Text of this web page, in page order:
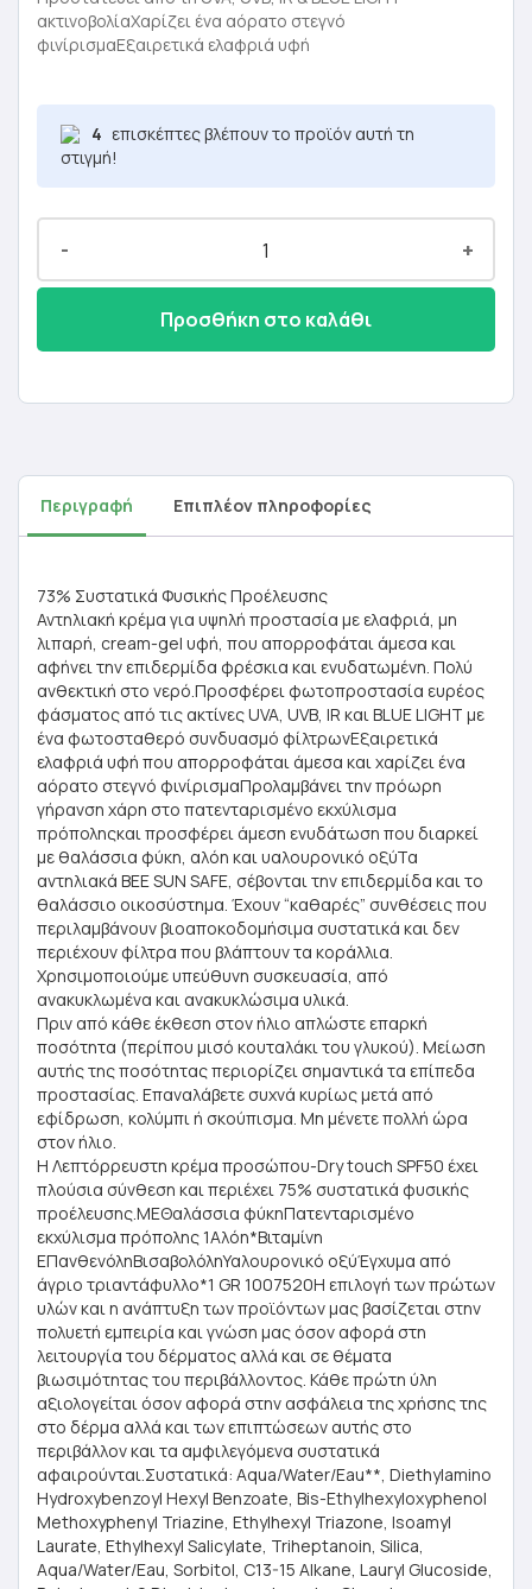
23,50 €.είναι:
ακτινοβολίαΧαρίζει ένα αόρατο στεγνό
φινίρισμαΕξαιρετικά ελαφριά υφή
4 επισκέπτες βλέπουν το προϊόν αυτή τη
στιγμή!
- +
Προσθήκη στο καλάθι
Περιγραφή Επιπλέον πληροφορίες
73% Συστατικά Φυσικής Προέλευσης
Αντηλιακή κρέμα για υψηλή προστασία με ελαφριά, μη
λιπαρή, cream-gel υφή, που απορροφάται άμεσα και
αφήνει την επιδερμίδα φρέσκια και ενυδατωμένη. Πολύ
ανθεκτική στο νερό.Προσφέρει φωτοπροστασία ευρέος
φάσματος από τις ακτίνες UVA, UVB, IR και BLUE LIGHT με
ένα φωτοσταθερό συνδυασμό φίλτρωνΕξαιρετικά
ελαφριά υφή που απορροφάται άμεσα και χαρίζει ένα
αόρατο στεγνό φινίρισμαΠρολαμβάνει την πρόωρη
γήρανση χάρη στο πατενταρισμένο εκχύλισμα
πρόποληςκαι προσφέρει άμεση ενυδάτωση που διαρκεί
με θαλάσσια φύκη, αλόη και υαλουρονικό οξύΤα
αντηλιακά BEE SUN SAFE, σέβονται την επιδερμίδα και το
θαλάσσιο οικοσύστημα. Έχουν “καθαρές” συνθέσεις που
περιλαμβάνουν βιοαποκοδομήσιμα συστατικά και δεν
περιέχουν φίλτρα που βλάπτουν τα κοράλλια.
Χρησιμοποιούμε υπεύθυνη συσκευασία, από
ανακυκλωμένα και ανακυκλώσιμα υλικά.
Πριν από κάθε έκθεση στον ήλιο απλώστε επαρκή
ποσότητα (περίπου μισό κουταλάκι του γλυκού). Μείωση
αυτής της ποσότητας περιορίζει σημαντικά τα επίπεδα
προστασίας. Επαναλάβετε συχνά κυρίως μετά από
εφίδρωση, κολύμπι ή σκούπισμα. Μη μένετε πολλή ώρα
στον ήλιο.
Η Λεπτόρρευστη κρέμα προσώπου-Dry touch SPF50 έχει
πλούσια σύνθεση και περιέχει 75% συστατικά φυσικής
προέλευσης.ΜΕΘαλάσσια φύκηΠατενταρισμένο
εκχύλισμα πρόπολης 1Αλόη*Βιταμίνη
ΕΠανθενόληΒισαβολόληΥαλουρονικό οξύΈγχυμα από
άγριο τριαντάφυλλο*1 GR 1007520Η επιλογή των πρώτων
υλών και η ανάπτυξη των προϊόντων μας βασίζεται στην
πολυετή εμπειρία και γνώση μας όσον αφορά στη
λειτουργία του δέρματος αλλά και σε θέματα
βιωσιμότητας του περιβάλλοντος. Κάθε πρώτη ύλη
αξιολογείται όσον αφορά στην ασφάλεια της χρήσης της
στο δέρμα αλλά και των επιπτώσεων αυτής στο
περιβάλλον και τα αμφιλεγόμενα συστατικά
αφαιρούνται.Συστατικά: Aqua/Water/Eau**, Diethylamino
Hydroxybenzoyl Hexyl Benzoate, Bis-Ethylhexyloxyphenol
Methoxyphenyl Triazine, Ethylhexyl Triazone, Isoamyl
Laurate, Ethylhexyl Salicylate, Triheptanoin, Silica,
Aqua/Water/Eau, Sorbitol, C13-15 Alkane, Lauryl Glucoside,